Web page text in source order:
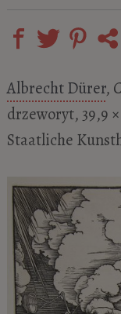
Albrecht Dürer,
drzeworyt, 39,9
Staatliche